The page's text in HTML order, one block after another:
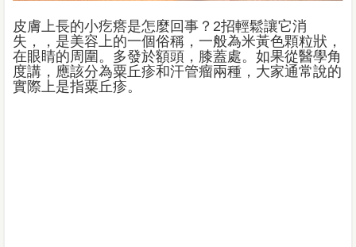
皮膚上長的小疙瘩是怎麼回事？2招輕鬆讓它消
失，，是美容上的一個俗稱，一般為米黃色顆粒狀，
在眼睛的周圍。多發於額頭，膝蓋處。如果從醫學角
度講，應該分為粟丘疹和汗管瘤兩種，大家通常說的
實際上是指粟丘疹。